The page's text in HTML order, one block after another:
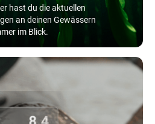
hast du die aktuellen
an deinen Gewässern
im Blick.